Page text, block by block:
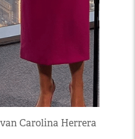
Carolina Herrera